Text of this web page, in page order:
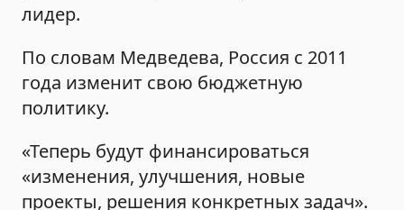
лидер.
По словам Медведева, Россия с 2011
года изменит свою бюджетную
политику.
«Теперь будут финансироваться
«изменения, улучшения, новые
проекты, решения конкретных задач».